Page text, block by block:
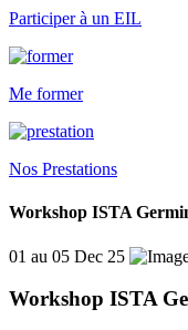
Participer à un EIL
Me former
Nos Prestations
Workshop ISTA
01 au 05 Dec 25
Workshop ISTA